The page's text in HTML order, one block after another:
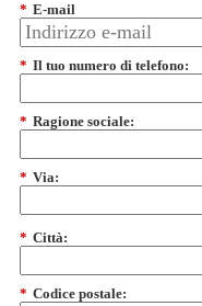
* E-mail
* Il tuo numero di telefono:
* Ragione sociale:
* Via:
* Città:
* Codice postale: